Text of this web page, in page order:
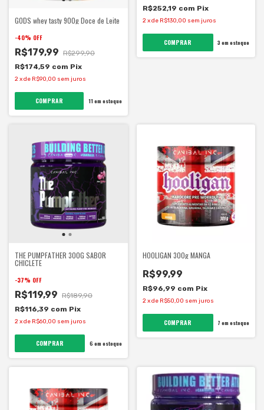
GODS whey tasty 900g Doce de Leite
-40% OFF
R$179,99 R$299,90
R$174,59 com Pix
2xde R$90,00 sem juros
11em estoque
R$252,19 com Pix
2 xde R$130,00 sem juros
3 em estoque
THE PUMPFATHER 300G SABOR
CHICLETE
-37% OFF
R$119,99 R$189,90
R$116,39 com Pix
2xde R$60,00 sem juros
6 em estoque
HOOLIGAN 300g MANGA
R$99,99
R$96,99 com Pix
2 xde R$50,00 sem juros
7 em estoque